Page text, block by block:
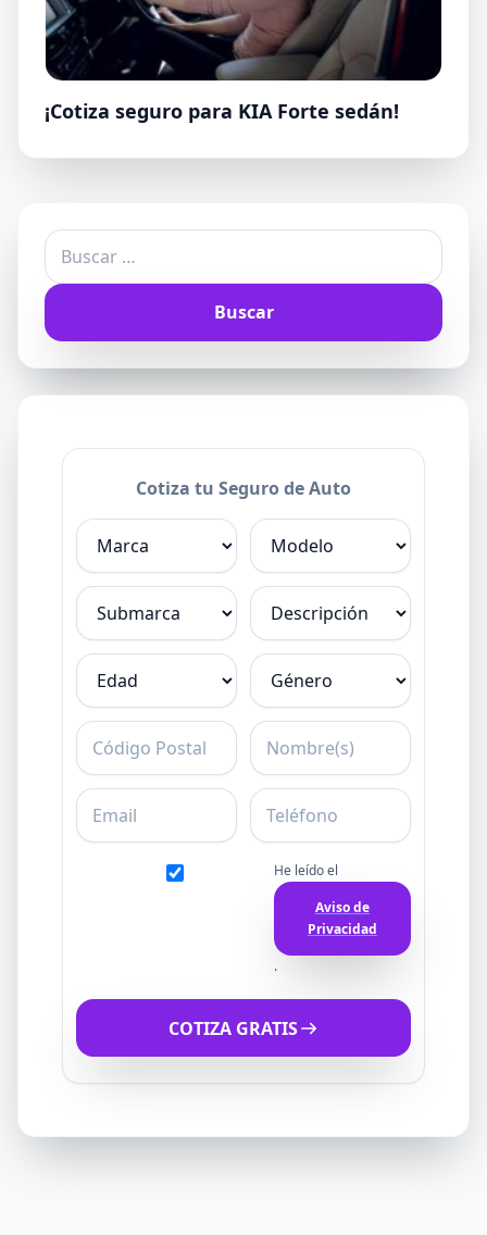
¡Cotiza seguro para KIA Forte sedán!
Buscar:
Cotiza tu Seguro de Auto
Marca
Modelo
Submarca Descripción
Edad Género
C.P. Nombre
Email Teléfono
He leído el
Aviso de
Privacidad
.
COTIZA GRATIS